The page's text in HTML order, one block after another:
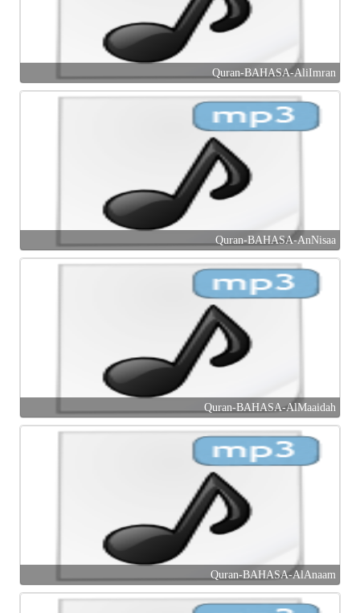
Quran-BAHASA-AliImran
Quran-BAHASA-AnNisaa
Quran-BAHASA-AlMaaidah
Quran-BAHASA-AlAnaam